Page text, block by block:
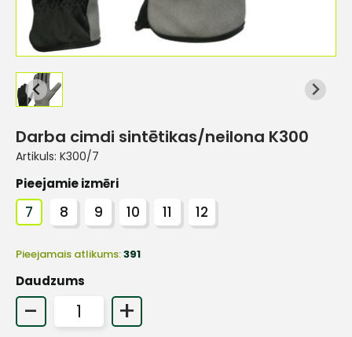
Darba cimdi sintētikas/neilona K300
Artikuls: K300/7
Pieejamie izmēri
7 8 9 10 11 12
Pieejamais atlikums:391
Daudzums
- +